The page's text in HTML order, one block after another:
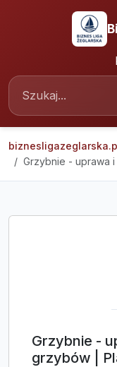
Grzybnie - uprawa
Grzybnie -
grzybów |